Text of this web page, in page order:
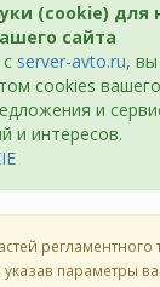
(cookie) для
сайта
server-avto.ru,
cookies
и
и интересов.
регламентного
параметры